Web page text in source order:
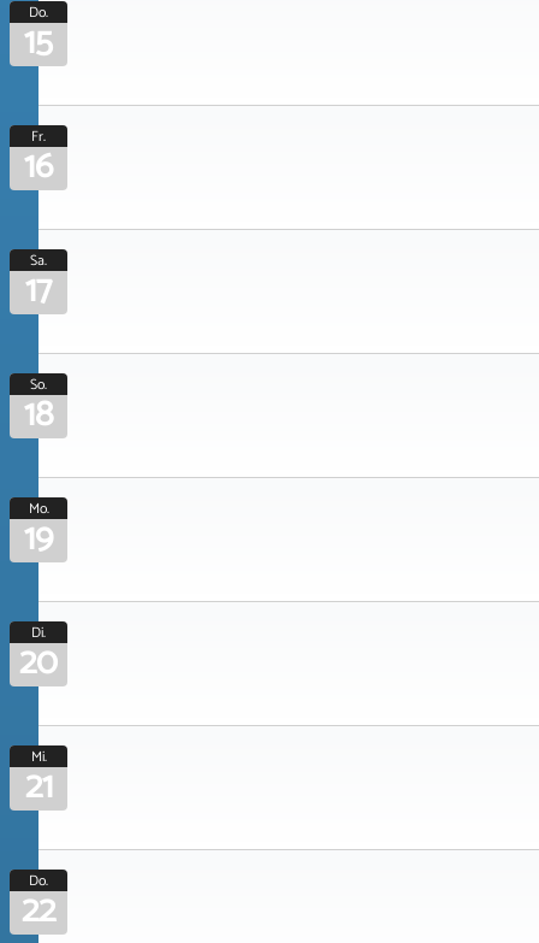
Do.
15
Fr.
16
Sa.
17
So.
18
Mo.
19
Di.
20
Mi.
21
Do.
22